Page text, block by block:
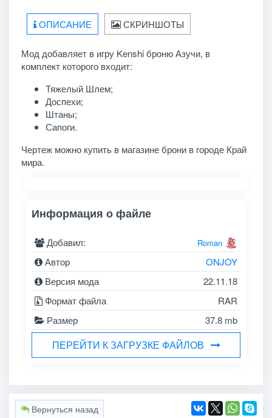
ОПИСАНИЕ СКРИНШОТЫ
Мод добавляет в игру Kenshi броню Азучи, в
комплект которого входит:
Тяжелый Шлем;
Доспехи;
Штаны;
Сапоги.
Чертеж можно купить в магазине брони в городе Край
мира.
Информация о файле
Добавил: Roman
Автор
ONJOY
Версия мода
22.11.18
Формат файла
RAR
Размер
37.8 mb
ПЕРЕЙТИ К ЗАГРУЗКЕ ФАЙЛОВ
Вернуться назад